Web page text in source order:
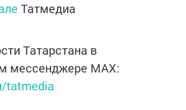
Татмедиа
Татарстана в
мессенджере MАХ:
tatmedia